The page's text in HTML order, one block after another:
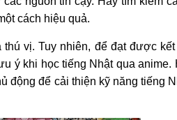
cách hiệu quả.
vị. Tuy nhiên, để đạt được kết
ý khi học tiếng Nhật qua anime.
động để cải thiện kỹ năng tiếng